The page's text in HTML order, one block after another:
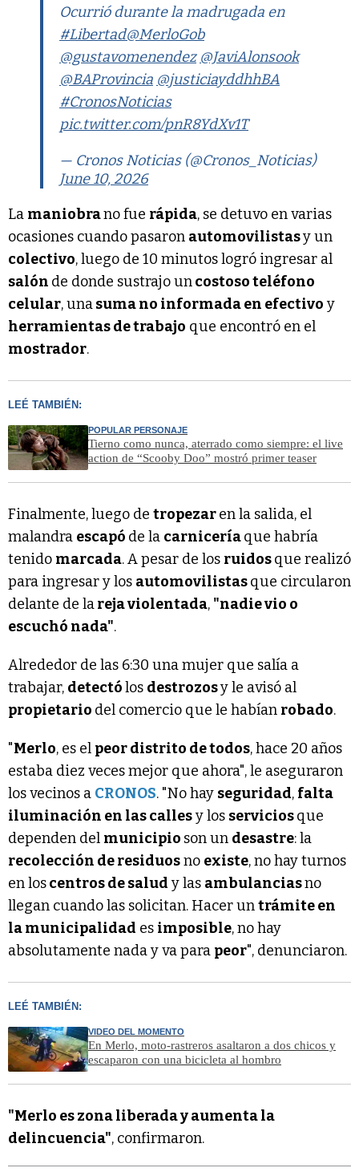
Ocurrió durante la madrugada en
#Libertad@MerloGob
@gustavomenendez @JaviAlonsook
@BAProvincia @justiciayddhhBA
#CronosNoticias
pic.twitter.com/pnR8YdXv1T
— Cronos Noticias (@Cronos_Noticias)
June 10, 2026
La maniobrano fue rápida, se detuvo en varias
ocasiones cuando pasaron automovilistasy un
colectivo, luego de 10 minutos logró ingresar al
salón de donde sustrajo uncostoso teléfono
celular, unasuma no informada en efectivo y
herramientas de trabajo que encontró en el
mostrador.
LEÉ TAMBIÉN:
POPULAR PERSONAJE
Tierno como nunca, aterrado como siempre: el live
action de “Scooby Doo” mostró primer teaser
Finalmente, luego de tropezaren la salida, el
malandra escapó de la carniceríaque habría
tenido marcada. A pesar de los ruidosque realizó
para ingresar y los automovilistasque circularon
delante de lareja violentada, "nadie vio o
escuchó nada".
Alrededor de las 6:30 una mujer que salía a
trabajar, detectólos destrozosy le avisó al
propietario del comercio que le habían robado.
"Merlo, es el peor distrito de todos, hace 20 años
estaba diez veces mejor que ahora", le aseguraron
los vecinos a CRONOS. "No hay seguridad, falta
iluminación en las callesy los serviciosque
dependen del municipio son un desastre: la
recolección de residuosno existe, no hay turnos
en loscentros de salud y las ambulanciasno
llegan cuando las solicitan. Hacer untrámite en
la municipalidad es imposible, no hay
absolutamente nada y va para peor", denunciaron.
LEÉ TAMBIÉN:
VIDEO DEL MOMENTO
En Merlo, moto-rastreros asaltaron a dos chicos y
escaparon con una bicicleta al hombro
"Merlo es zona liberada y aumenta la
delincuencia", confirmaron.